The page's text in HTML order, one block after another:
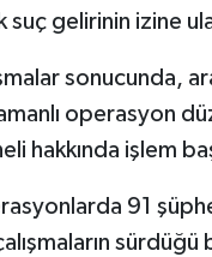
suç gelirinin izine
sonucunda,
operasyon
hakkında işlem
91